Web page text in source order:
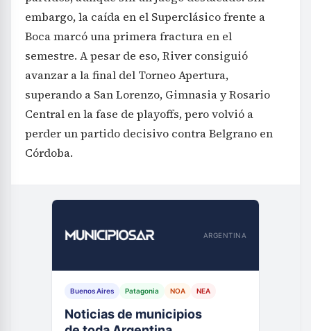
embargo, la caída en el Superclásico frente a
Boca marcó una primera fractura en el
semestre. A pesar de eso, River consiguió
avanzar a la final del Torneo Apertura,
superando a San Lorenzo, Gimnasia y Rosario
Central en la fase de playoffs, pero volvió a
perder un partido decisivo contra Belgrano en
Córdoba.
ARGENTINA
Buenos Aires Patagonia NOA NEA
Noticias de municipios